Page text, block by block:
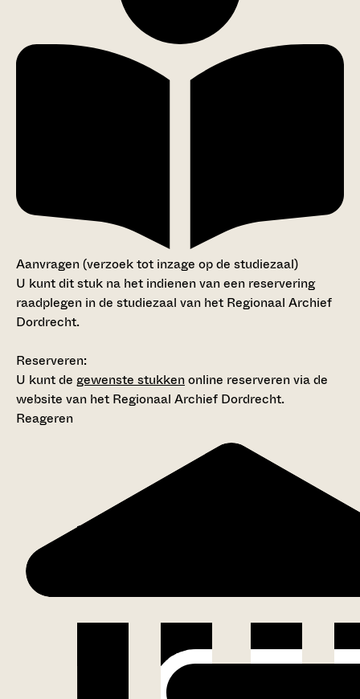
Aanvragen (verzoek tot inzage op de studiezaal)
U kunt dit stuk na het indienen van een reservering
raadplegen in de studiezaal van het Regionaal Archief
Dordrecht.
Reserveren:
U kunt de gewenste stukkenonline reserveren via de
website van het Regionaal Archief Dordrecht.
Reageren